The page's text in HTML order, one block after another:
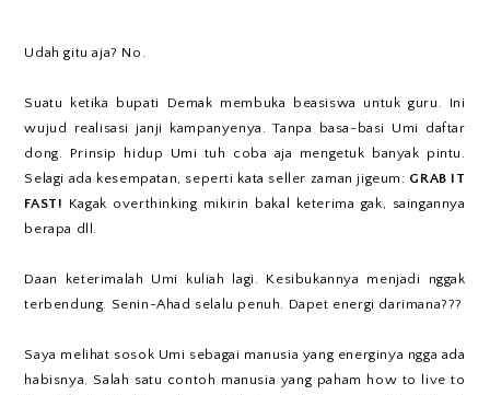
Udah gitu aja? No.
Suatu ketika bupati Demak membuka beasiswa untuk guru. Ini
wujud realisasi janji kampanyenya. Tanpa basa-basi Umi daftar
dong. Prinsip hidup Umi tuh coba aja mengetuk banyak pintu.
Selagi ada kesempatan, seperti kata seller zaman jigeum: GRAB IT
FAST! Kagak overthinking mikirin bakal keterima gak, saingannya
berapa dll.
Daan keterimalah Umi kuliah lagi. Kesibukannya menjadi nggak
terbendung. Senin-Ahad selalu penuh. Dapet energi darimana???
Saya melihat sosok Umi sebagai manusia yang energinya ngga ada
habisnya. Salah satu contoh manusia yang paham how to live to